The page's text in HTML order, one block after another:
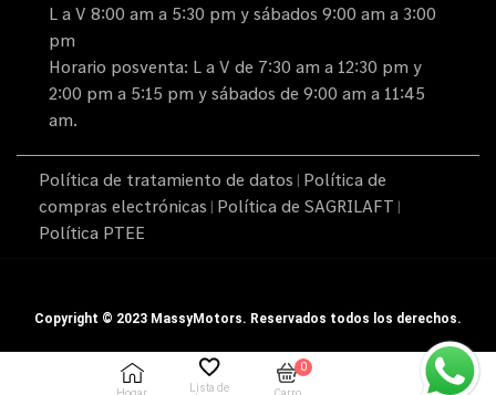
L a V 8:00 am a 5:30 pm y sábados 9:00 am a 3:00
pm
Horario posventa: L a V de 7:30 am a 12:30 pm y
2:00 pm a 5:15 pm y sábados de 9:00 am a 11:45
am.
Política de tratamiento de datos | Política de
compras electrónicas | Política de SAGRILAFT |
Política PTEE
Copyright © 2023 MassyMotors. Reservados todos los derechos.
Lista de
0